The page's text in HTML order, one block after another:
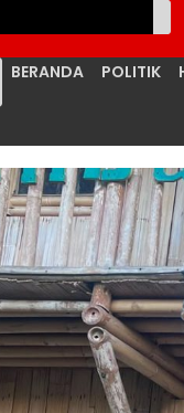
BERANDA POLITIK